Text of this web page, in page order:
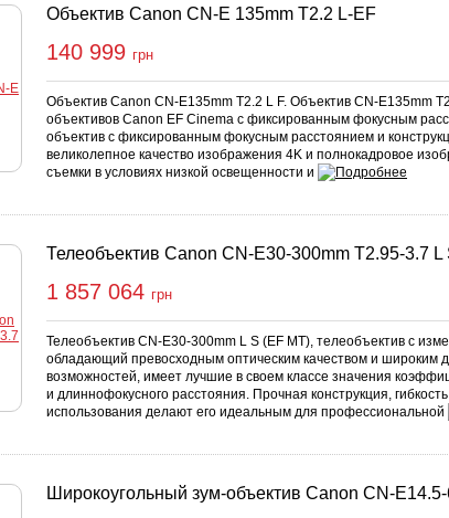
Объектив Canon CN-E 135mm T2.2 L-EF
140 999 грн
Объектив Canon CN-E135mm T2.2 L F. Объектив CN-E135mm
объективов Canon EF Cinema с фиксированным фокусным
объектив с фиксированным фокусным расстоянием и
великолепное качество изображения 4K и полнокадровое
съемки в условиях низкой освещенности и
Телеобъектив Canon CN-E30-300mm T2.95-3.7 L
1 857 064 грн
Телеобъектив CN-E30-300mm L S (EF MT), телеобъектив с
обладающий превосходным оптическим качеством и широким
возможностей, имеет лучшие в своем классе значения
и длиннофокусного расстояния. Прочная конструкция,
использования делают его идеальным для профессиональной
Широкоугольный зум-объектив Canon CN-